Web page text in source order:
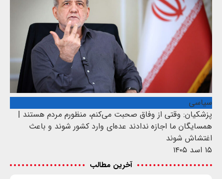
سیاسی
پزشکیان: وقتی از وفاق صحبت می‌کنم، منظورم مردم هستند |
همسایگان ما اجازه ندادند عده‌ای وارد کشور شوند و باعث
اغتشاش شوند
۱۵ اسد ۱۴۰۵
آخرین مطالب